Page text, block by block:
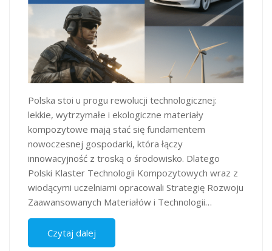
Polska stoi u progu rewolucji technologicznej:
lekkie, wytrzymałe i ekologiczne materiały
kompozytowe mają stać się fundamentem
nowoczesnej gospodarki, która łączy
innowacyjność z troską o środowisko. Dlatego
Polski Klaster Technologii Kompozytowych wraz z
wiodącymi uczelniami opracowali Strategię Rozwoju
Zaawansowanych Materiałów i Technologii…
Czytaj dalej